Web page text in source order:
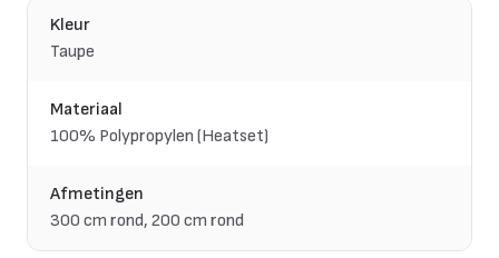
Kleur
Taupe
Materiaal
100% Polypropylen (Heatset)
Afmetingen
300 cm rond, 200 cm rond